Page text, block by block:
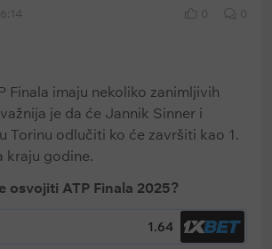
0 0
Finala imaju nekoliko zanimljivih
je da će Jannik Sinner i
Torinu odlučiti ko će završiti kao 1.
kraju godine.
osvojiti ATP Finala 2025?
1.64